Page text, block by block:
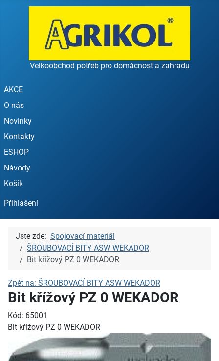
Velkoobchod potřeb pro domácnost a zahradu
AKCE
O nás
Novinky
Kontakty
ESHOP
Návody
Košík
Přihlášení
Jste zde: Spojovací materiál
ŠROUBOVACÍ BITY ASW WEKADOR
Bit křížový PZ 0 WEKADOR
Zpět na: ŠROUBOVACÍ BITY ASW WEKADOR
Bit křížový PZ 0 WEKADOR
Kód: 65001
Bit křížový PZ 0 WEKADOR